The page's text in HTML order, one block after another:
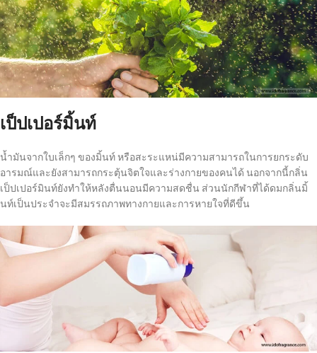
เป็ปเปอร์มิ้นท์
น้ำมันจากใบเล็กๆ ของมิ้นท์ หรือสะระแหน่มีความสามารถในการยกระดับ
อารมณ์และยังสามารถกระตุ้นจิตใจและร่างกายของคนได้ นอกจากนี้กลิ่น
เป็ปเปอร์มินท์ยังทำให้หลังตื่นนอนมีความสดชื่น ส่วนนักกีฬาที่ได้ดมกลิ่นมิ้
นท์เป็นประจำจะมีสมรรถภาพทางกายและการหายใจที่ดีขึ้น